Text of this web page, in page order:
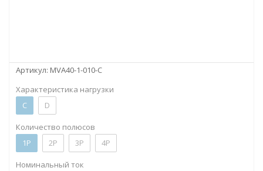
Артикул: MVA40-1-010-C
Характеристика нагрузки
C
D
Количество полюсов
1P
2P 3P 4P
Номинальный ток